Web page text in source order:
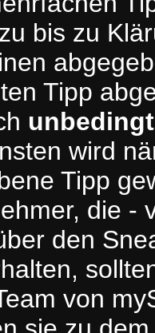
bis zu
Tipp
unbedingt
wird
Tipp
die -
den
von